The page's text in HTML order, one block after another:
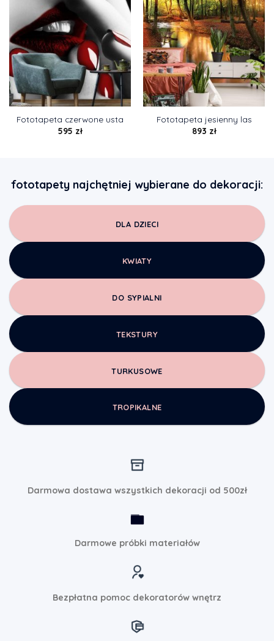
Fototapeta czerwone usta
595 zł
Fototapeta jesienny las
893 zł
fototapety najchętniej wybierane do dekoracji:
DLA DZIECI
KWIATY
DO SYPIALNI
TEKSTURY
TURKUSOWE
TROPIKALNE
Darmowa dostawa wszystkich dekoracji od 500zł
Darmowe próbki materiałów
Bezpłatna pomoc dekoratorów wnętrz